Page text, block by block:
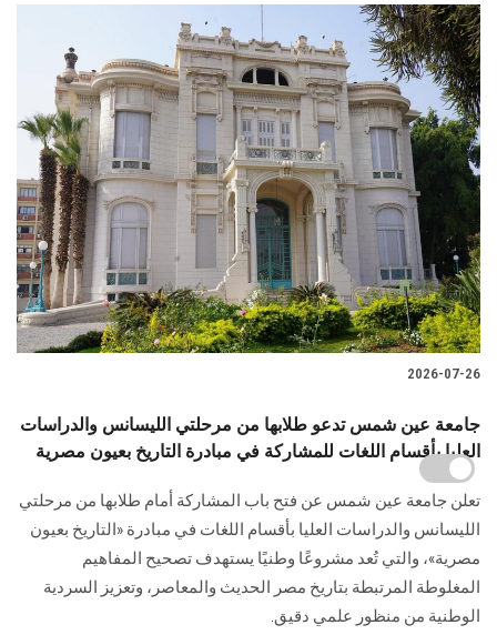
2026-07-26
جامعة عين شمس تدعو طلابها من مرحلتي الليسانس والدراسات
العليا بأقسام اللغات للمشاركة في مبادرة التاريخ بعيون مصرية
تعلن جامعة عين شمس عن فتح باب المشاركة أمام طلابها من مرحلتي
الليسانس والدراسات العليا بأقسام اللغات في مبادرة «التاريخ بعيون
مصرية»، والتي تُعد مشروعًا وطنيًا يستهدف تصحيح المفاهيم
المغلوطة المرتبطة بتاريخ مصر الحديث والمعاصر، وتعزيز السردية
الوطنية من منظور علمي دقيق.